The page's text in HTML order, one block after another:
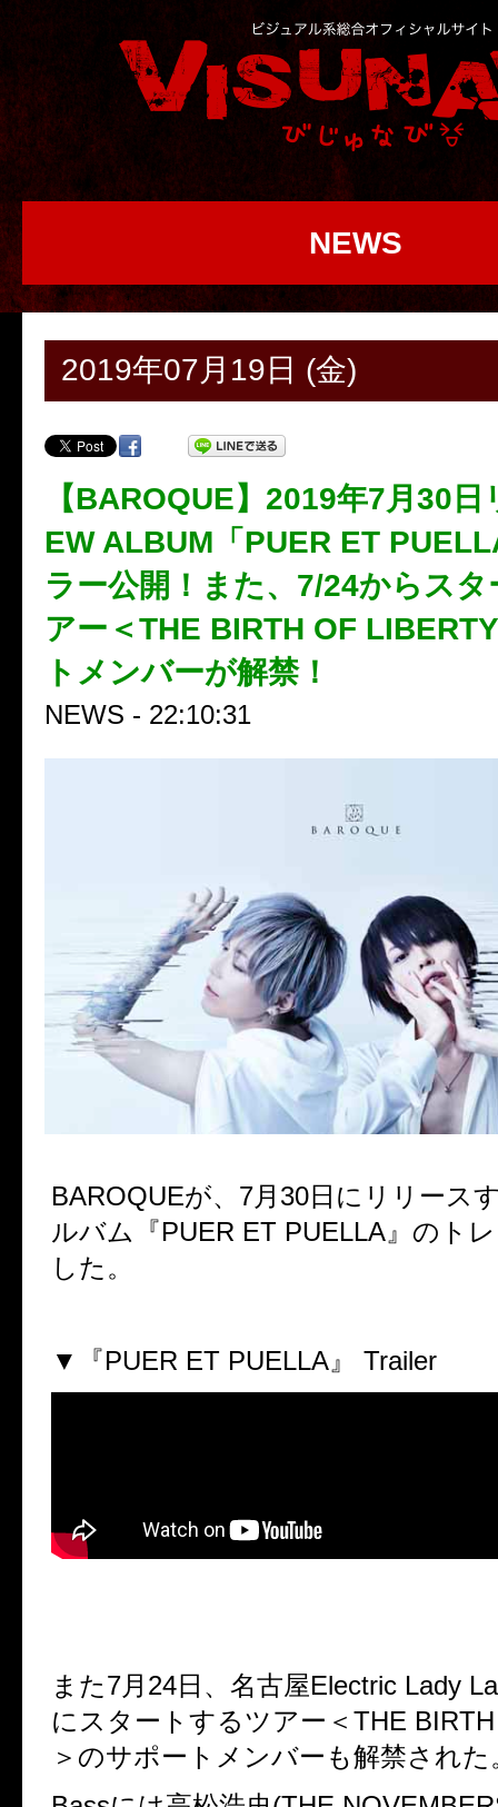
NEWS
2019年07月19日 (金)
【BAROQUE】2019年7月30
EW ALBUM「PUER ET
ラー公開！また、7/24からス
アー＜THE BIRTH OF
トメンバーが解禁！
NEWS - 22:10:31
BAROQUEが、 7月30日 にリリース
ルバム『PUER ET PUELLA 』のト
した。
▼『PUER ET PUELLA 』 Trailer
また7月24日、名古屋Electric Lady
に スタートするツアー＜ THE
＞ のサポートメンバーも解禁された